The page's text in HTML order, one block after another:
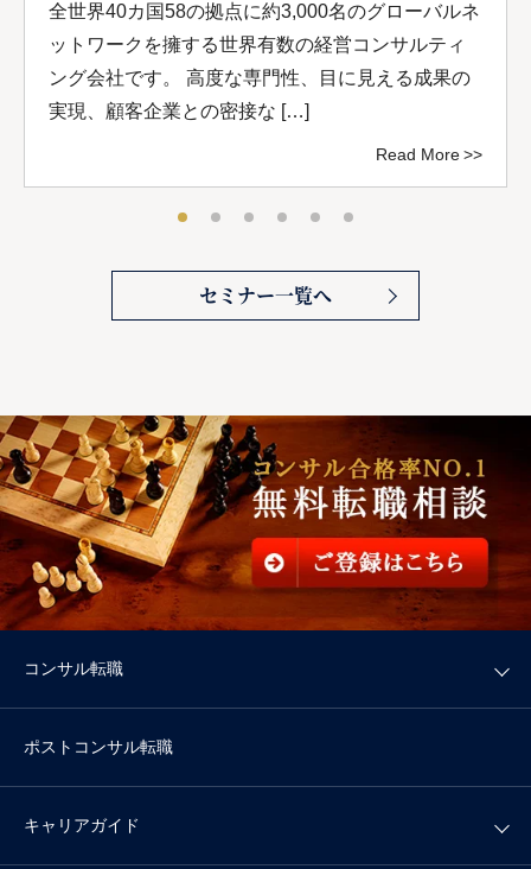
全世界40カ国58の拠点に約3,000名のグローバルネ
ットワークを擁する世界有数の経営コンサルティ
ング会社です。 高度な専門性、目に見える成果の
実現、顧客企業との密接な […]
Read More
セミナー一覧へ
コンサル転職
ポストコンサル転職
キャリアガイド